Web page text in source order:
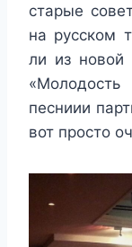
старые
на русском
ли из
песниии
вот просто